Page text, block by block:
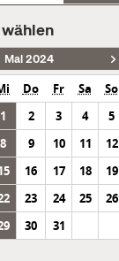
Mai 2024
Do Fr Sa
So
1
2 3 4
5
8 9 10 11
12
16 17 18
19
23 24 25
26
30 31